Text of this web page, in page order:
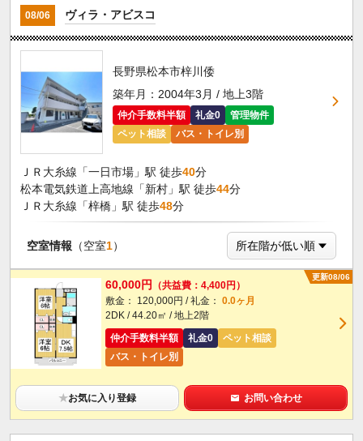
08/06 ヴィラ・アビスコ
長野県松本市梓川倭
築年月：2004年3月 / 地上3階
仲介手数料半額 礼金0
管理物件
ペット相談
バス・トイレ別
ＪＲ大糸線「一日市場」駅 徒歩40分
松本電気鉄道上高地線「新村」駅 徒歩44分
ＪＲ大糸線「梓橋」駅 徒歩48分
空室情報 （空室1）
更新08/06
60,000円
（共益費：4,400円）
敷金： 120,000円 / 礼金： 0.0ヶ月
2DK / 44.20㎡ / 地上2階
仲介手数料半額
礼金0
ペット相談
バス・トイレ別
★お気に入り登録 お問い合わせ